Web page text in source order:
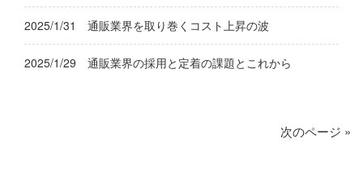
2025/1/31 通販業界を取り巻くコスト上昇の波
2025/1/29 通販業界の採用と定着の課題とこれから
次のページ »